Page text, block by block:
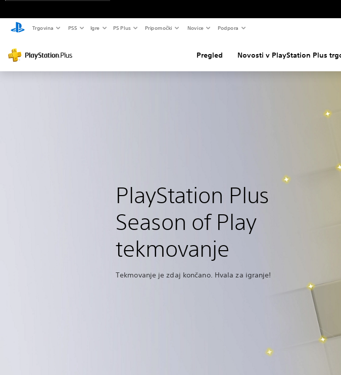
Trgovina PS5 Igre PS Plus Pripomočki Novice Podpora
Pregled Novosti v PlayStation Plus
PlayStation Plus
Season of Play
tekmovanje
Tekmovanje je zdaj končano. Hvala za igranje!